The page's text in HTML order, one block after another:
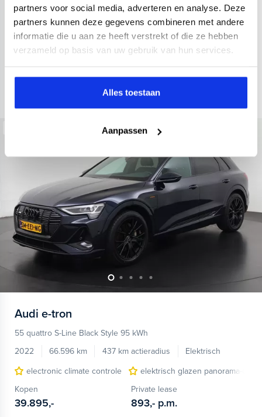
partners voor social media, adverteren en analyse. Deze
partners kunnen deze gegevens combineren met andere
informatie die u aan ze heeft verstrekt of die ze hebben
verzameld op basis van uw gebruik van hun services.
Alles toestaan
Aanpassen
34.998 km 437 km actieradius
Elektrisch
electronic climate controle
elektrisch glazen panorama-dak
Kopen
36.895,-
Private lease
793,- p.m.
Audi e-tron
55 quattro S-Line Black Style 95 kWh
2022
66.596 km 437 km actieradius
Elektrisch
electronic climate controle
elektrisch glazen panorama-dak
Kopen
39.895,-
Private lease
893,- p.m.